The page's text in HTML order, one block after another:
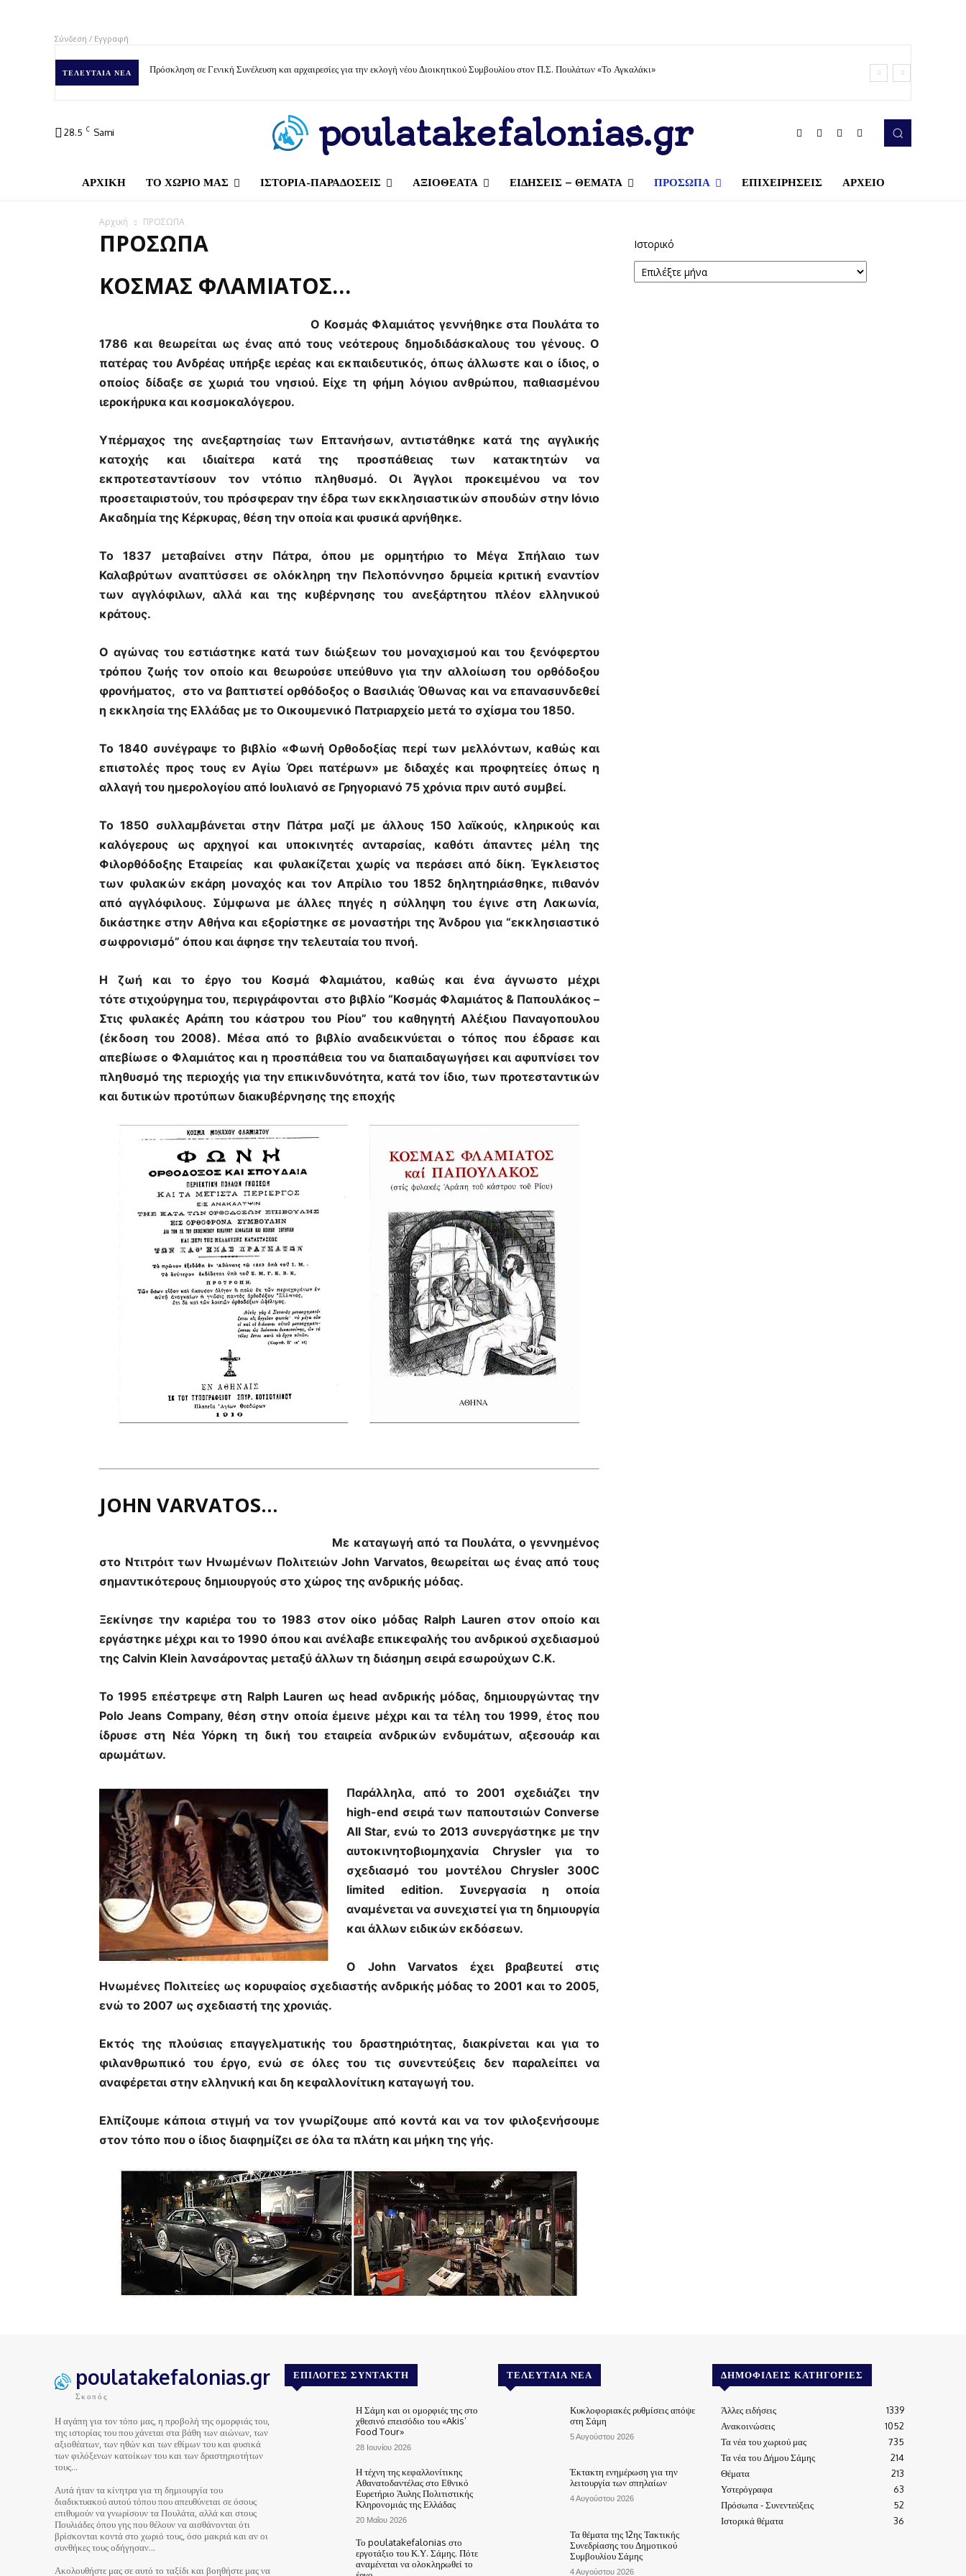
Σύνδεση / Εγγραφή
ΤΕΛΕΥΤΑΊΑ ΝΈΑ Πρόσκληση σε Γενική Συνέλευση και αρχαιρεσίες για την εκλογή νέου Διοικητικού Συμβουλίου στον Π.Σ. Πουλάτων «Το Αγκαλάκι»
28.5 C Sami poulatakefalonias.gr
ΑΡΧΙΚΗ ΤΟ ΧΩΡΙΟ ΜΑΣ ΙΣΤΟΡΙΑ-ΠΑΡΑΔΟΣΕΙΣ ΑΞΙΟΘΕΑΤΑ ΕΙΔΗΣΕΙΣ – ΘΕΜΑΤΑ ΠΡΟΣΩΠΑ ΕΠΙΧΕΙΡΗΣΕΙΣ ΑΡΧΕΙΟ
Αρχική ΠΡΟΣΩΠΑ
ΠΡΟΣΩΠΑ
ΚΟΣΜΆΣ ΦΛΑΜΙΆΤΟΣ…
Ο Κοσμάς Φλαμιάτος γεννήθηκε στα Πουλάτα το
1786 και θεωρείται ως ένας από τους νεότερους δημοδιδάσκαλους του γένους. Ο
πατέρας του Ανδρέας υπήρξε ιερέας και εκπαιδευτικός, όπως άλλωστε και ο ίδιος, ο
οποίος δίδαξε σε χωριά του νησιού. Είχε τη φήμη λόγιου ανθρώπου, παθιασμένου
ιεροκήρυκα και κοσμοκαλόγερου.
Υπέρμαχος της ανεξαρτησίας των Επτανήσων, αντιστάθηκε κατά της αγγλικής
κατοχής και ιδιαίτερα κατά της προσπάθειας των κατακτητών να
εκπροτεσταντίσουν τον ντόπιο πληθυσμό. Οι Άγγλοι προκειμένου να τον
προσεταιριστούν, του πρόσφεραν την έδρα των εκκλησιαστικών σπουδών στην Ιόνιο
Ακαδημία της Κέρκυρας, θέση την οποία και φυσικά αρνήθηκε.
Το 1837 μεταβαίνει στην Πάτρα, όπου με ορμητήριο το Μέγα Σπήλαιο των
Καλαβρύτων αναπτύσσει σε ολόκληρη την Πελοπόννησο δριμεία κριτική εναντίον
των αγγλόφιλων, αλλά και της κυβέρνησης του ανεξάρτητου πλέον ελληνικού
κράτους.
Ο αγώνας του εστιάστηκε κατά των διώξεων του μοναχισμού και του ξενόφερτου
τρόπου ζωής τον οποίο και θεωρούσε υπεύθυνο για την αλλοίωση του ορθόδοξου
φρονήματος, στο να βαπτιστεί ορθόδοξος ο Βασιλιάς Όθωνας και να επανασυνδεθεί
η εκκλησία της Ελλάδας με το Οικουμενικό Πατριαρχείο μετά το σχίσμα του 1850.
Το 1840 συνέγραψε το βιβλίο «Φωνή Ορθοδοξίας περί των μελλόντων, καθώς και
επιστολές προς τους εν Αγίω Όρει πατέρων» με διδαχές και προφητείες όπως η
αλλαγή του ημερολογίου από Ιουλιανό σε Γρηγοριανό 75 χρόνια πριν αυτό συμβεί.
Το 1850 συλλαμβάνεται στην Πάτρα μαζί με άλλους 150 λαϊκούς, κληρικούς και
καλόγερους ως αρχηγοί και υποκινητές ανταρσίας, καθότι άπαντες μέλη της
Φιλορθόδοξης Εταιρείας και φυλακίζεται χωρίς να περάσει από δίκη. Έγκλειστος
των φυλακών εκάρη μοναχός και τον Απρίλιο του 1852 δηλητηριάσθηκε, πιθανόν
από αγγλόφιλους. Σύμφωνα με άλλες πηγές η σύλληψη του έγινε στη Λακωνία,
δικάστηκε στην Αθήνα και εξορίστηκε σε μοναστήρι της Άνδρου για “εκκλησιαστικό
σωφρονισμό” όπου και άφησε την τελευταία του πνοή.
Η ζωή και το έργο του Κοσμά Φλαμιάτου, καθώς και ένα άγνωστο μέχρι
τότε στιχούργημα του, περιγράφονται στο βιβλίο “Κοσμάς Φλαμιάτος & Παπουλάκος –
Στις φυλακές Αράπη του κάστρου του Ρίου” του καθηγητή Αλέξιου Παναγοπουλου
(έκδοση του 2008). Μέσα από το βιβλίο αναδεικνύεται ο τόπος που έδρασε και
απεβίωσε ο Φλαμιάτος και η προσπάθεια του να διαπαιδαγωγήσει και αφυπνίσει τον
πληθυσμό της περιοχής για την επικινδυνότητα, κατά τον ίδιο, των προτεσταντικών
και δυτικών προτύπων διακυβέρνησης της εποχής
JOHN VARVATOS…
Με καταγωγή από τα Πουλάτα, ο γεννημένος
στο Ντιτρόιτ των Ηνωμένων Πολιτειών John Varvatos, θεωρείται ως ένας από τους
σημαντικότερους δημιουργούς στο χώρος της ανδρικής μόδας.
Ξεκίνησε την καριέρα του το 1983 στον οίκο μόδας Ralph Lauren στον οποίο και
εργάστηκε μέχρι και το 1990 όπου και ανέλαβε επικεφαλής του ανδρικού σχεδιασμού
της Calvin Klein λανσάροντας μεταξύ άλλων τη διάσημη σειρά εσωρούχων C.K.
Το 1995 επέστρεψε στη Ralph Lauren ως head ανδρικής μόδας, δημιουργώντας την
Polo Jeans Company, θέση στην οποία έμεινε μέχρι και τα τέλη του 1999, έτος που
ίδρυσε στη Νέα Υόρκη τη δική του εταιρεία ανδρικών ενδυμάτων, αξεσουάρ και
αρωμάτων.
Παράλληλα, από το 2001 σχεδιάζει την
high-end σειρά των παπουτσιών Converse
All Star, ενώ το 2013 συνεργάστηκε με την
αυτοκινητοβιομηχανία Chrysler για το
σχεδιασμό του μοντέλου Chrysler 300C
limited edition. Συνεργασία η οποία
αναμένεται να συνεχιστεί για τη δημιουργία
και άλλων ειδικών εκδόσεων.
O John Varvatos έχει βραβευτεί στις
Ηνωμένες Πολιτείες ως κορυφαίος σχεδιαστής ανδρικής μόδας το 2001 και το 2005,
ενώ το 2007 ως σχεδιαστή της χρονιάς.
Εκτός της πλούσιας επαγγελματικής του δραστηριότητας, διακρίνεται και για το
φιλανθρωπικό του έργο, ενώ σε όλες του τις συνεντεύξεις δεν παραλείπει να
αναφέρεται στην ελληνική και δη κεφαλλονίτικη καταγωγή του.
Ελπίζουμε κάποια στιγμή να τον γνωρίζουμε από κοντά και να τον φιλοξενήσουμε
στον τόπο που ο ίδιος διαφημίζει σε όλα τα πλάτη και μήκη της γής.
Ιστορικό
poulatakefalonias.gr
Σκοπός
Η αγάπη για τον τόπο μας, η προβολή της ομορφιάς του,
της ιστορίας του που χάνεται στα βάθη των αιώνων, των
αξιοθέατων, των ηθών και των εθίμων του και φυσικά
των φιλόξενων κατοίκων του και των δραστηριοτήτων
τους…
Αυτά ήταν τα κίνητρα για τη δημιουργία του
διαδικτυακού αυτού τόπου που απευθύνεται σε όσους
επιθυμούν να γνωρίσουν τα Πουλάτα, αλλά και στους
Πουλιάδες όπου γης που θέλουν να αισθάνονται ότι
βρίσκονται κοντά στο χωριό τους, όσο μακριά και αν οι
συνθήκες τους οδήγησαν…
Ακολουθήστε μας σε αυτό το ταξίδι και βοηθήστε μας να
ΕΠΙΛΟΓΈΣ ΣΥΝΤΆΚΤΗ
Η Σάμη και οι ομορφιές της στο
χθεσινό επεισόδιο του «Akis’
Food Tour»
28 Ιουνίου 2026
Η τέχνη της κεφαλλονίτικης
Αθανατοδαντέλας στο Εθνικό
Ευρετήριο Άυλης Πολιτιστικής
Κληρονομιάς της Ελλάδας
20 Μαΐου 2026
Το poulatakefalonias στο
εργοτάξιο του Κ.Υ. Σάμης. Πότε
αναμένεται να ολοκληρωθεί το
ΤΕΛΕΥΤΑΊΑ ΝΈΑ
Κυκλοφοριακές ρυθμίσεις απόψε
στη Σάμη
5 Αυγούστου 2026
Έκτακτη ενημέρωση για την
λειτουργία των σπηλαίων
4 Αυγούστου 2026
Τα θέματα της 12ης Τακτικής
Συνεδρίασης του Δημοτικού
Συμβουλίου Σάμης
4 Αυγούστου 2026
ΔΗΜΟΦΙΛΕΊΣ ΚΑΤΗΓΟΡΊΕΣ
Άλλες ειδήσεις
1339
Ανακοινώσεις
1052
Τα νέα του χωριού μας
735
Τα νέα του Δήμου Σάμης
214
Θέματα
213
Υστερόγραφα
63
Πρόσωπα - Συνεντεύξεις
52
Ιστορικά θέματα
36